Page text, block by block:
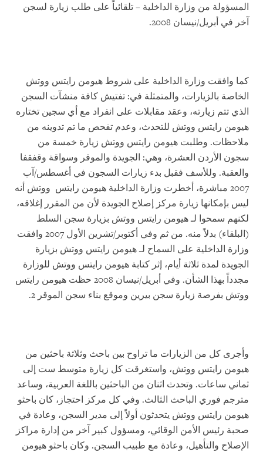
المسؤولة من وزارة الداخلية – تلقائياً على طلب زيارة لسجن
آخر في أبريل/نيسان 2008.
كما وافقت وزارة الداخلية على شروط هيومن رايتس ووتش
الخاصة بالزيارات، والمتمثلة في: تفتيش كافة منشآت السجن
الذي تتم زيارته، وعقد مقابلات على انفراد مع أي سجين تختاره
هيومن رايتس ووتش للتحدث، وعدم تفحص ما تم تدوينه من
ملاحظات. وطلبت هيومن رايتس ووتش زيارة خمسة من
سجون الأردن العشرة، وهي: الجويدة والموقر وسواقة وقفقفا
والعقبة. وللأسف فقبل بدء زيارات السجون في أغسطس/آب
2007 مباشرة، أخطرت وزارة الداخلية هيومن رايتس ووتش أنه
ليس بإمكانها زيارة مركز إصلاح الجويدة لأن من المقرر إغلاقه،
لكنهم سمحوا لـ هيومن رايتس ووتش بزيارة سجن السلط
(البلقاء) بدلاً منه. من ثم وفي أكتوبر/تشرين الأول 2007 وافقت
وزارة الداخلية على السماح لـ هيومن رايتس ووتش بزيارة
الجويدة لمدة ثلاثة أيام، إثر كتابة هيومن رايتس ووتش للوزارة
مجدداً بهذا الشأن. وفي أبريل/نيسان 2008 حظت هيومن رايتس
ووتش بفرصة زيارة سجن بيرين وموقع بناء سجن الموقر 2.
وأجرى كل من الزيارات ما تراوح بين باحث وثلاثة باحثين من
هيومن رايتس ووتش، واستغرقت كل زيارة متوسط ست إلى
ثماني ساعات. وتحدث اثنان من الباحثين باللغة العربية، وساعد
مترجم فوري الباحث الثالث. وفي كل مركز احتجاز، كان باحثو
هيومن رايتس ووتش يتحدثون أولاً إلى مدير السجن، وعادة في
صحبة رئيس الأمن الوقائي، ومسؤول كبير آخر من إدارة مراكز
الإصلاح والتأهيل، وعادة مع طبيب السجن. وكان باحثو هيومن